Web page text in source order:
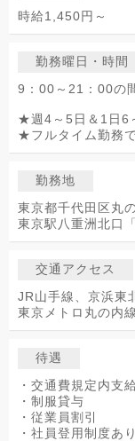
時給1,450円～
勤務曜日・時間
9：00～21：00の
★週4～5日＆1日6
★フルタイム勤務
勤務地
東京都千代田区丸
東京駅八重洲北口
交通アクセス
JR山手線、京浜東
東京メトロ丸の内線
待遇
・交通費規定内支
・制服貸与
・従業員割引
・社員登用制度あり